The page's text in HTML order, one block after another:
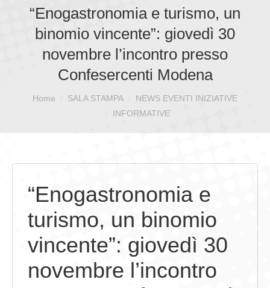
ASSOCIAZIONE
ISCRIZIONE E VANTAGGI
CATEGORIE SINDACALI
GIOVEDÌ GASTRONOMICI
COMUNICATI E NEWS
CONTATTI
“Enogastronomia e turismo, un
binomio vincente”: giovedì 30
novembre l’incontro presso
Confesercenti Modena
Sei qui:Home SALA STAMPA
NEWS EVENTI INIZIATIVE
INFORMATIVE
“Enogastronomia e
turismo, un binomio
vincente”: giovedì 30
novembre l’incontro